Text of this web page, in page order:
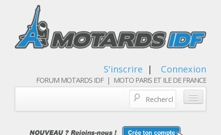
S'inscrire | Connexion
FORUM MOTARDS IDF | MOTO PARIS ET ILE DE FRANCE